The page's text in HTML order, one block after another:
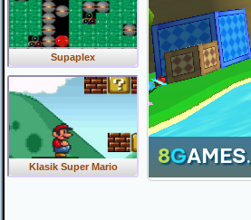
Supaplex
Klasik Super Mario